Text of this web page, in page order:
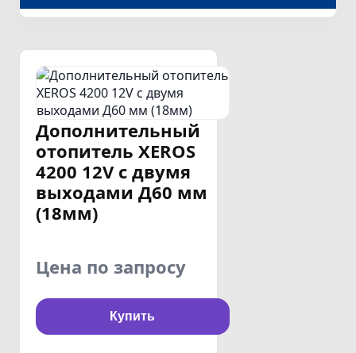
Дополнительный
отопитель XEROS
4200 12V с двумя
выходами Д60 мм
(18мм)
Цена по запросу
Купить